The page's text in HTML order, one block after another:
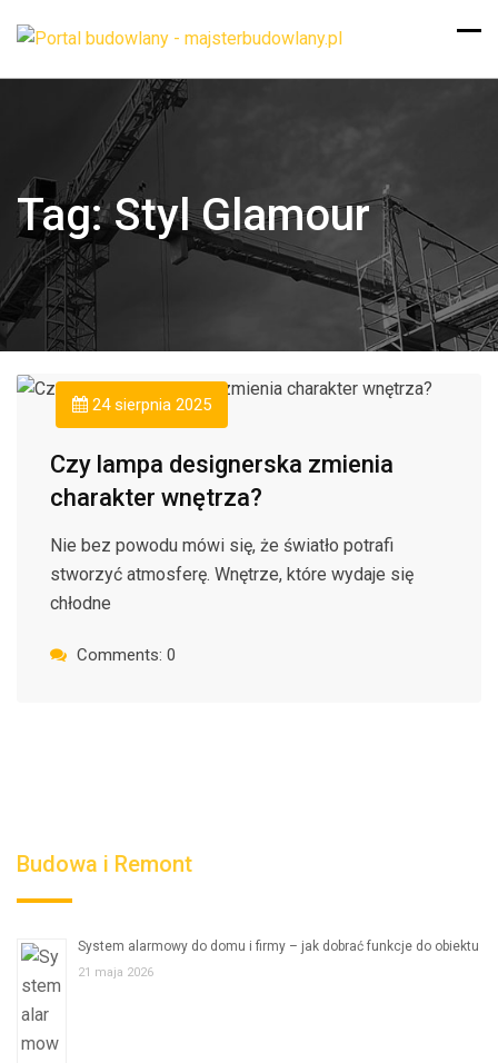
Tag:Styl Glamour
24 sierpnia 2025
Czy lampa designerska zmienia
charakter wnętrza?
Nie bez powodu mówi się, że światło potrafi
stworzyć atmosferę. Wnętrze, które wydaje się
chłodne
Comments: 0
Budowa i Remont
System alarmowy do domu i firmy – jak dobrać funkcje do obiektu
21 maja 2026